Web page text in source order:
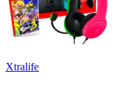
Xtralife